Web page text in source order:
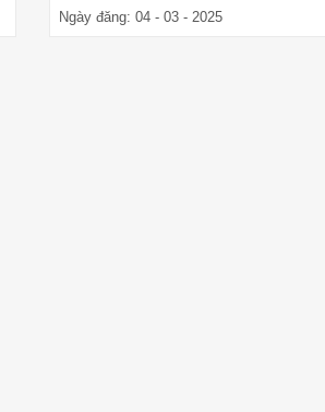
ĐÓN TẬN NƠI
Ngày đăng: 04 - 03 - 2025